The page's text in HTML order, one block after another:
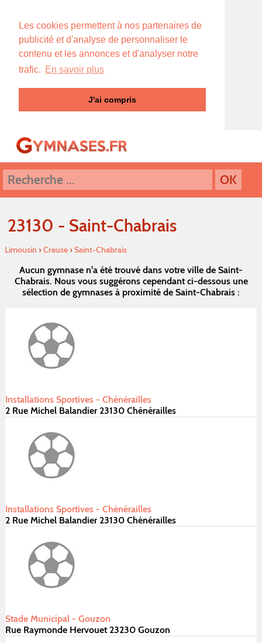
Les cookies permettent à nos partenaires de
publicité et d'analyse de personnaliser le
contenu et les annonces et d'analyser notre
trafic. En savoir plus
J'ai compris
23130 - Saint-Chabrais
Limousin ›Creuse›Saint-Chabrais
Aucun gymnase n'a été trouvé dans votre ville de Saint-
Chabrais. Nous vous suggérons cependant ci-dessous une
sélection de gymnases à proximité de Saint-Chabrais :
Installations Sportives - Chénérailles
2 Rue Michel Balandier 23130 Chénérailles
Installations Sportives - Chénérailles
2 Rue Michel Balandier 23130 Chénérailles
Stade Municipal - Gouzon
Rue Raymonde Hervouet 23230 Gouzon